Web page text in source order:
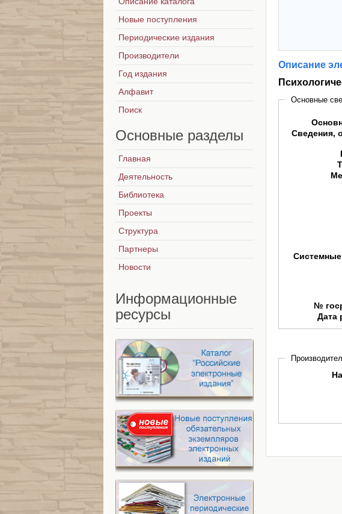
Описание
Основные
Сведения,
№
Дата
Новые поступления
Периодические издания
Производители
Год издания
Алфавит
Поиск
Основные разделы
Главная
Деятельность
Библиотека
Проекты
Структура
Партнеры
Новости
Информационные
ресурсы